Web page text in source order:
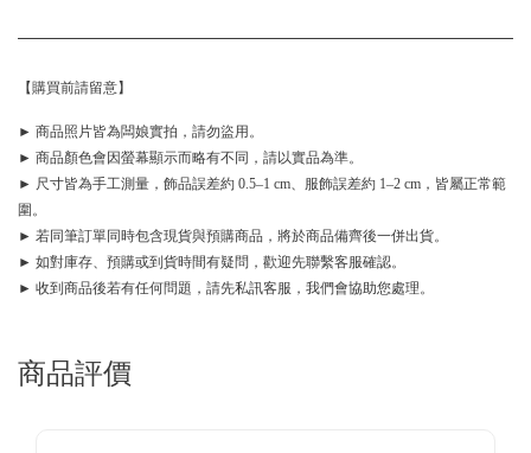
【購買前請留意】
► 商品照片皆為闆娘實拍，請勿盜用。
► 商品顏色會因螢幕顯示而略有不同，請以實品為準。
► 尺寸皆為手工測量，飾品誤差約 0.5–1 cm、服飾誤差約 1–2 cm，皆屬正常範
圍。
► 若同筆訂單同時包含現貨與預購商品，將於商品備齊後一併出貨。
► 如對庫存、預購或到貨時間有疑問，歡迎先聯繫客服確認。
► 收到商品後若有任何問題，請先私訊客服，我們會協助您處理。
商品評價